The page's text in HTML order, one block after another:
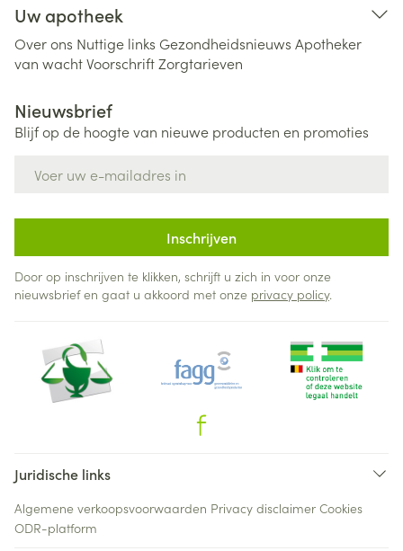
Uw apotheek
Over ons Nuttige links Gezondheidsnieuws Apotheker
van wachtVoorschriftZorgtarieven
Nieuwsbrief
Blijf op de hoogte van nieuwe producten en promoties
Inschrijven
Door op inschrijven te klikken, schrijft u zich in voor onze
nieuwsbrief en gaat u akkoord met onze privacy policy.
Juridische links
Algemene verkoopsvoorwaarden Privacy disclaimer Cookies
ODR-platform